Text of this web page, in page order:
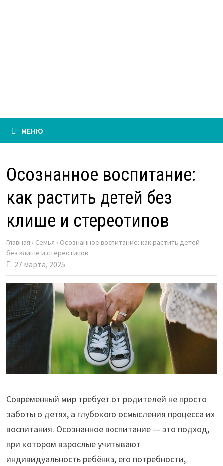
МЕНЮ
Осознанное воспитание:
как растить детей без
клише и стереотипов
Главная › Семья › Осознанное воспитание: как растить детей
без клише и стереотипов
27 марта, 2025
Современный мир требует от родителей не просто
заботы о детях, а глубокого осмысления процесса их
воспитания. Осознанное воспитание — это подход,
при котором взрослые учитывают
индивидуальность ребёнка, его потребности,